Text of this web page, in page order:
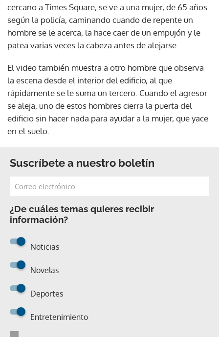
cercano a Times Square, se ve a una mujer, de 65 años
según la policía, caminando cuando de repente un
hombre se le acerca, la hace caer de un empujón y le
patea varias veces la cabeza antes de alejarse.
El video también muestra a otro hombre que observa
la escena desde el interior del edificio, al que
rápidamente se le suma un tercero. Cuando el agresor
se aleja, uno de estos hombres cierra la puerta del
edificio sin hacer nada para ayudar a la mujer, que yace
en el suelo.
Suscríbete a nuestro boletín
¿De cuáles temas quieres recibir
información?
Noticias
Novelas
Deportes
Entretenimiento